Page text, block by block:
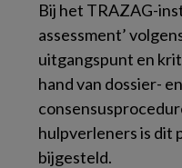
Bij het TRAZAG-
assessment’
uitgangspunt en
hand van dossier-
hulpverleners is dit
bijgesteld.